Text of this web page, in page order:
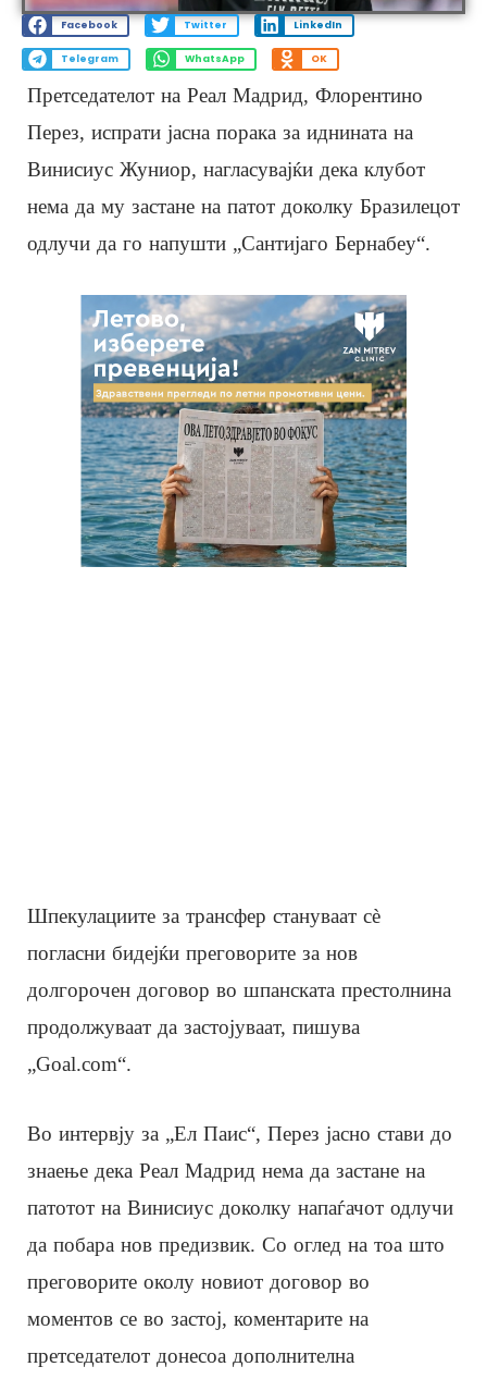
Facebook Twitter LinkedIn
Telegram WhatsApp OK
Претседателот на Реал Мадрид, Флорентино
Перез, испрати јасна порака за иднината на
Винисиус Жуниор, нагласувајќи дека клубот
нема да му застане на патот доколку Бразилецот
одлучи да го напушти „Сантијаго Бернабеу“.
Шпекулациите за трансфер стануваат сè
погласни бидејќи преговорите за нов
долгорочен договор во шпанската престолнина
продолжуваат да застојуваат, пишува
„Goal.com“.
Во интервју за „Ел Паис“, Перез јасно стави до
знаење дека Реал Мадрид нема да застане на
патотот на Винисиус доколку напаѓачот одлучи
да побара нов предизвик. Со оглед на тоа што
преговорите околу новиот договор во
моментов се во застој, коментарите на
претседателот донесоа дополнителна